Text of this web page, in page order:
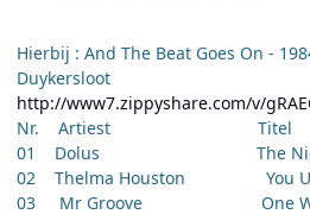
Hierbij : And The Beat Goes On -
Duykersloot
http://www7.zippyshare.com/v/
Nr. Artiest Titel
01 Dolus The Night's
02 Thelma Houston You
03 Mr Groove One